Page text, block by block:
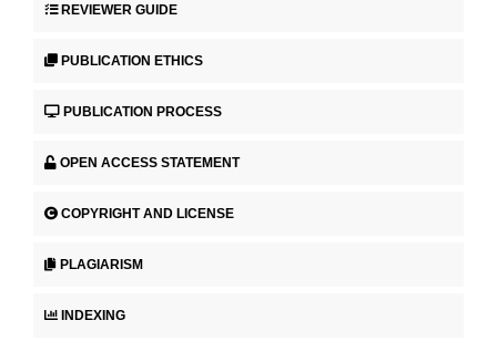
REVIEWER GUIDE
PUBLICATION ETHICS
PUBLICATION PROCESS
OPEN ACCESS STATEMENT
COPYRIGHT AND LICENSE
PLAGIARISM
INDEXING